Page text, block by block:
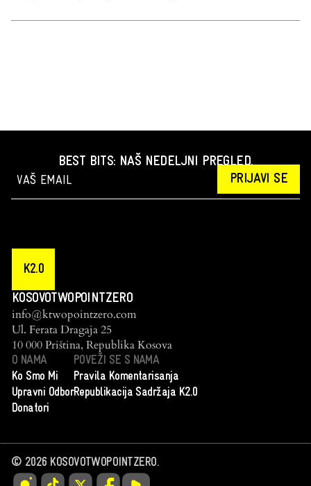
BEST BITS: NAŠ NEDELJNI PREGLED.
PRIJAVI SE
K2.0
KOSOVOTWOPOINTZERO
info@ktwopointzero.com
Ul. Ferata Dragaja 25
10 000 Priština, Republika Kosova
O NAMA
Ko Smo Mi
Upravni Odbor
Donatori
POVEŽI SE S NAMA
Pravila Komentarisanja
Republikacija Sadržaja K2.0
© 2026KOSOVOTWOPOINTZERO.